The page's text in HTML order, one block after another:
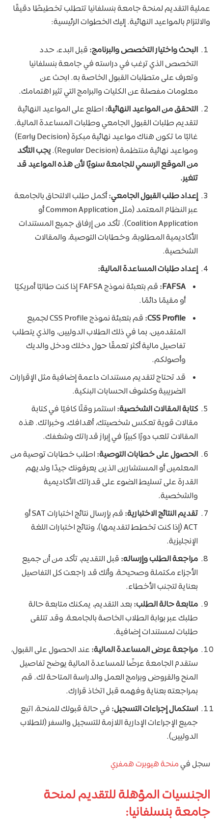
عملية التقديم لمنحة جامعة بنسلفانيا تتطلب تخطيطًا دقيقًا
والالتزام بالمواعيد النهائية. إليك الخطوات الرئيسية:
البحث واختيار التخصص والبرنامج: قبل البدء، حدد
التخصص الذي ترغب في دراسته في جامعة بنسلفانيا
وتعرف على متطلبات القبول الخاصة به. ابحث عن
معلومات مفصلة عن الكليات والبرامج التي تثير اهتمامك.
التحقق من المواعيد النهائية: اطلع على المواعيد النهائية
لتقديم طلبات القبول الجامعي وطلبات المساعدة المالية.
غالبًا ما تكون هناك مواعيد نهائية مبكرة (Early Decision)
ومواعيد نهائية منتظمة (Regular Decision).
يجب التأكد
من الموقع الرسمي للجامعة سنويًا لأن هذه المواعيد قد
تتغير.
إعداد طلب القبول الجامعي:أكمل طلب الالتحاق بالجامعة
عبر النظام المعتمد (مثل Common Application أو
Coalition Application). تأكد من إرفاق جميع المستندات
الأكاديمية المطلوبة، وخطابات التوصية، والمقالات
الشخصية.
إعداد طلبات المساعدة المالية:
FAFSA:
قم بتعبئة نموذج FAFSA إذا كنت طالبًا أمريكيًا
أو مقيمًا دائمًا.
CSS Profile:
قم بتعبئة نموذج CSS Profile لجميع
المتقدمين، بما في ذلك الطلاب الدوليين، والذي يتطلب
تفاصيل مالية أكثر تعمقًا حول دخلك ودخل والديك
وأصولكم.
قد تحتاج لتقديم مستندات داعمة إضافية مثل الإقرارات
الضريبية وكشوف الحسابات البنكية.
كتابة المقالات الشخصية: استثمر وقتًا كافيًا في كتابة
مقالات قوية تعكس شخصيتك، أهدافك، وخبراتك. هذه
المقالات تلعب دورًا كبيرًا في إبراز قدراتك وشغفك.
الحصول على خطابات التوصية: اطلب خطابات توصية من
المعلمين أو المستشارين الذين يعرفونك جيدًا ولديهم
القدرة على تسليط الضوء على قدراتك الأكاديمية
والشخصية.
تقديم النتائج الاختبارية:
قم بإرسال نتائج اختبارات SAT أو
ACT (إذا كنت تخطط لتقديمها)، ونتائج اختبارات اللغة
الإنجليزية.
مراجعة الطلب وإرساله: قبل التقديم، تأكد من أن جميع
الأجزاء مكتملة وصحيحة، وأنك قد راجعت كل التفاصيل
بعناية لتجنب الأخطاء.
متابعة حالة الطلب: بعد التقديم، يمكنك متابعة حالة
طلبك عبر بوابة الطلاب الخاصة بالجامعة، وقد تتلقى
طلبات لمستندات إضافية.
مراجعة عرض المساعدة المالية: عند الحصول على القبول،
ستقدم الجامعة عرضًا للمساعدة المالية يوضح تفاصيل
المنح والقروض وبرامج العمل والدراسة المتاحة لك. قم
بمراجعته بعناية وفهمه قبل اتخاذ قرارك.
استكمال إجراءات التسجيل: في حالة قبولك للمنحة، اتبع
جميع الإجراءات الإدارية اللازمة للتسجيل والسفر (للطلاب
الدوليين).
سجل فيمنحة هيوبرت همفري
الجنسيات المؤهلة للتقديم لمنحة
جامعة بنسلفانيا: